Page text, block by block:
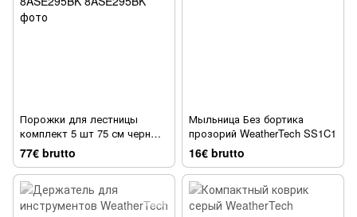
Порожки для лестницы
комплект 5 шт 75 см черный
WeatherTech 8ASE295BK
77€ brutto
Мыльница Без бортика
прозорий WeatherTech SS1C1
16€ brutto